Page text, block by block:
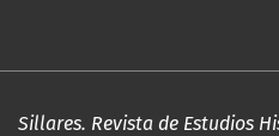
Sillares. Revista de Estudios